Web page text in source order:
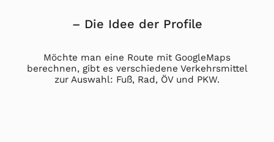
– Die Idee der Profile
Möchte man eine Route mit GoogleMaps
berechnen, gibt es verschiedene Verkehrsmittel
zur Auswahl: Fuß, Rad, ÖV und PKW.